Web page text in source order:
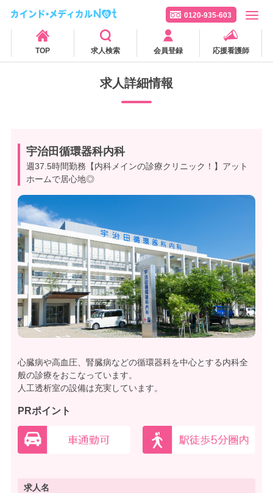
0120-935-603
TOP 求人検索 会員登録 応援看護師
求人詳細情報
宇治田循環器科内科
週37.5時間勤務【内科メインの診療クリニック！】アット
ホームで居心地◎
心臓病や高血圧、腎臓病などの循環器科を中心とする内科全
般の診療をおこなっています。
人工透析室の設備は充実しています。
PRポイント
求人名